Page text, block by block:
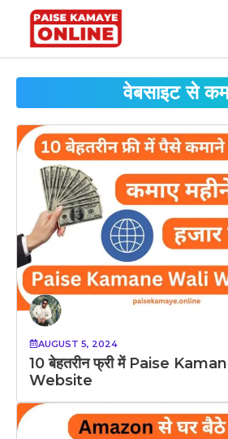
content
वेबसाइट से
AUGUST 5, 2024
10 बेहतरीन फ्री में Paise
Website